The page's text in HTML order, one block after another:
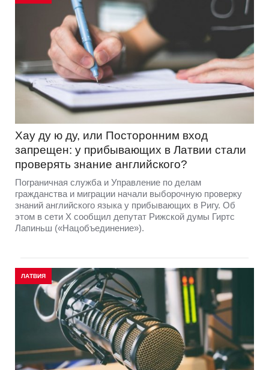
Хау ду ю ду, или Посторонним вход
запрещен: у прибывающих в Латвии стали
проверять знание английского?
Пограничная служба и Управление по делам
гражданства и миграции начали выборочную проверку
знаний английского языка у прибывающих в Ригу. Об
этом в сети Х сообщил депутат Рижской думы Гиртс
Лапиньш («Нацобъединение»).
ЛАТВИЯ